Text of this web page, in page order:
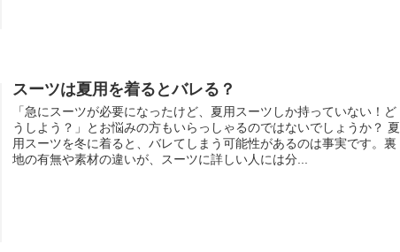
スーツは夏用を着るとバレる？
「急にスーツが必要になったけど、夏用スーツしか持っていない！ど
うしよう？」とお悩みの方もいらっしゃるのではないでしょうか？ 夏
用スーツを冬に着ると、バレてしまう可能性があるのは事実です。裏
地の有無や素材の違いが、スーツに詳しい人には分...